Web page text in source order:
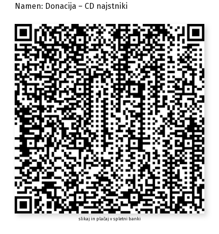
Namen: Donacija – CD najstniki
slikaj in plačaj v spletni banki